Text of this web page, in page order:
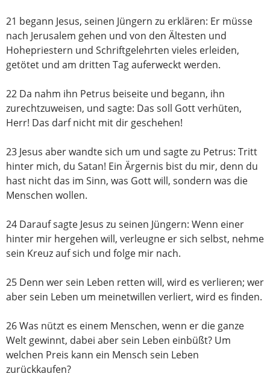
21 begann Jesus, seinen Jüngern zu erklären: Er müsse
nach Jerusalem gehen und von den Ältesten und
Hohepriestern und Schriftgelehrten vieles erleiden,
getötet und am dritten Tag auferweckt werden.
22 Da nahm ihn Petrus beiseite und begann, ihn
zurechtzuweisen, und sagte: Das soll Gott verhüten,
Herr! Das darf nicht mit dir geschehen!
23 Jesus aber wandte sich um und sagte zu Petrus: Tritt
hinter mich, du Satan! Ein Ärgernis bist du mir, denn du
hast nicht das im Sinn, was Gott will, sondern was die
Menschen wollen.
24 Darauf sagte Jesus zu seinen Jüngern: Wenn einer
hinter mir hergehen will, verleugne er sich selbst, nehme
sein Kreuz auf sich und folge mir nach.
25 Denn wer sein Leben retten will, wird es verlieren; wer
aber sein Leben um meinetwillen verliert, wird es finden.
26 Was nützt es einem Menschen, wenn er die ganze
Welt gewinnt, dabei aber sein Leben einbüßt? Um
welchen Preis kann ein Mensch sein Leben
zurückkaufen?